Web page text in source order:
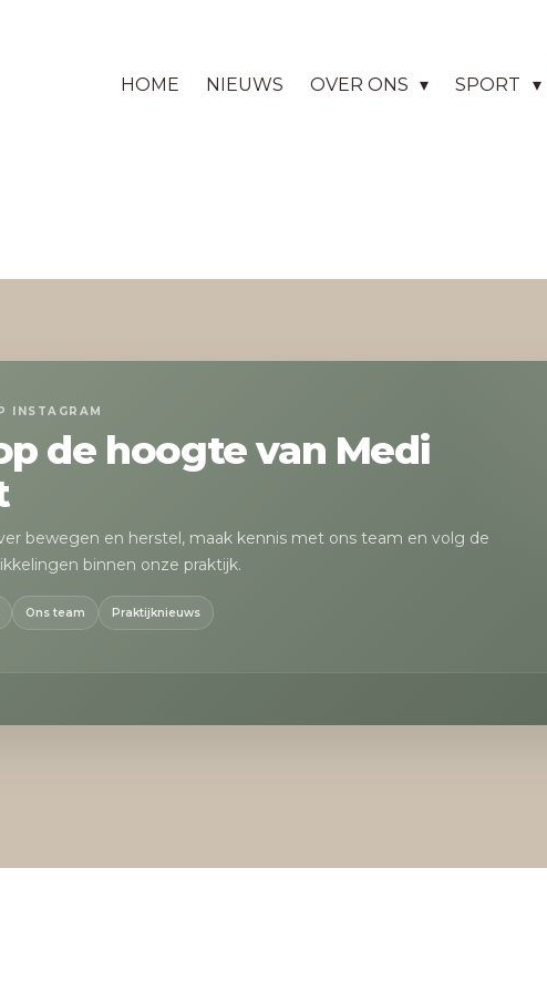
HOME NIEUWS OVER ONS SPORT
INSTAGRAM
de hoogte van Medi
bewegen en herstel, maak kennis met ons team en volg de
binnen onze praktijk.
Ons team Praktijknieuws